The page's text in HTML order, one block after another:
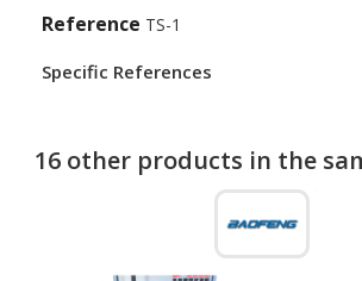
Reference TS-1
Specific References
16 other products in the